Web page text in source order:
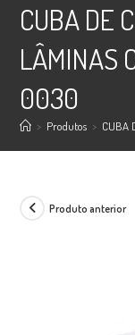
CUBA DE
LÂMINAS
0030
> Produtos > CUBA
Produto anterior